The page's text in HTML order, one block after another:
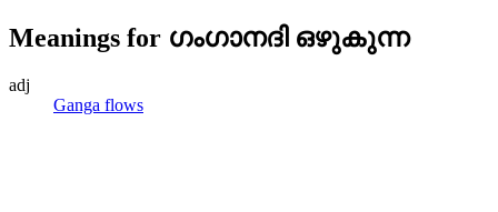
Meanings for ഗംഗാനദി ഒഴുകുന്ന
adj
Ganga flows